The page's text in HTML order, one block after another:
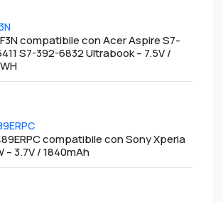
compatibile con Acer Aspire S7-
S7-392-6832 Ultrabook – 7.5V /
compatibile con Sony Xperia
– 3.7V / 1840mAh